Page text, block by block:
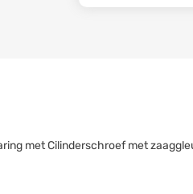
met Cilinderschroef met